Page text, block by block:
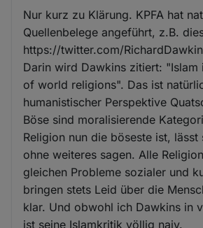
Nur kurz zu Klärung. KPFA hat
Quellenbelege angeführt, z.B.
https://twitter.com/
Darin wird Dawkins zitiert: "Islam
of world religions". Das ist
humanistischer Perspektive
Böse sind moralisierende
Religion nun die böseste ist, lässt
ohne weiteres sagen. Alle
gleichen Probleme sozialer und
bringen stets Leid über die
klar. Und obwohl ich Dawkins in
ist seine Islamkritik völlig naiv.